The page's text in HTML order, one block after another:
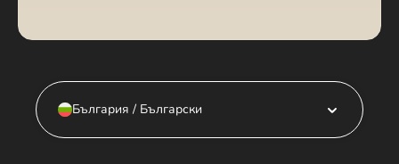
България / Български